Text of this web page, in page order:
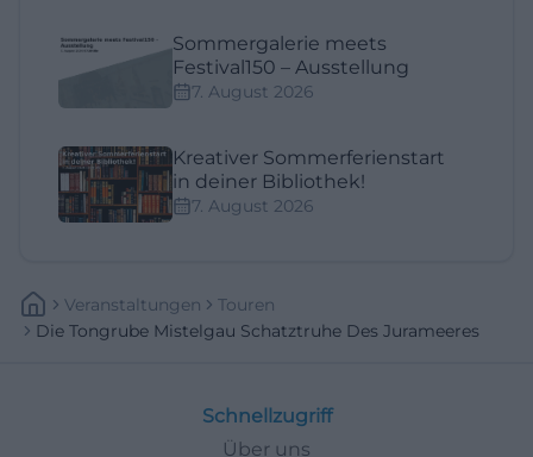
Sommergalerie meets
Festival150 – Ausstellung
7. August 2026
Kreativer Sommerferienstart
in deiner Bibliothek!
7. August 2026
Veranstaltungen
Touren
Die Tongrube Mistelgau Schatztruhe Des Jurameeres
Schnellzugriff
Über uns